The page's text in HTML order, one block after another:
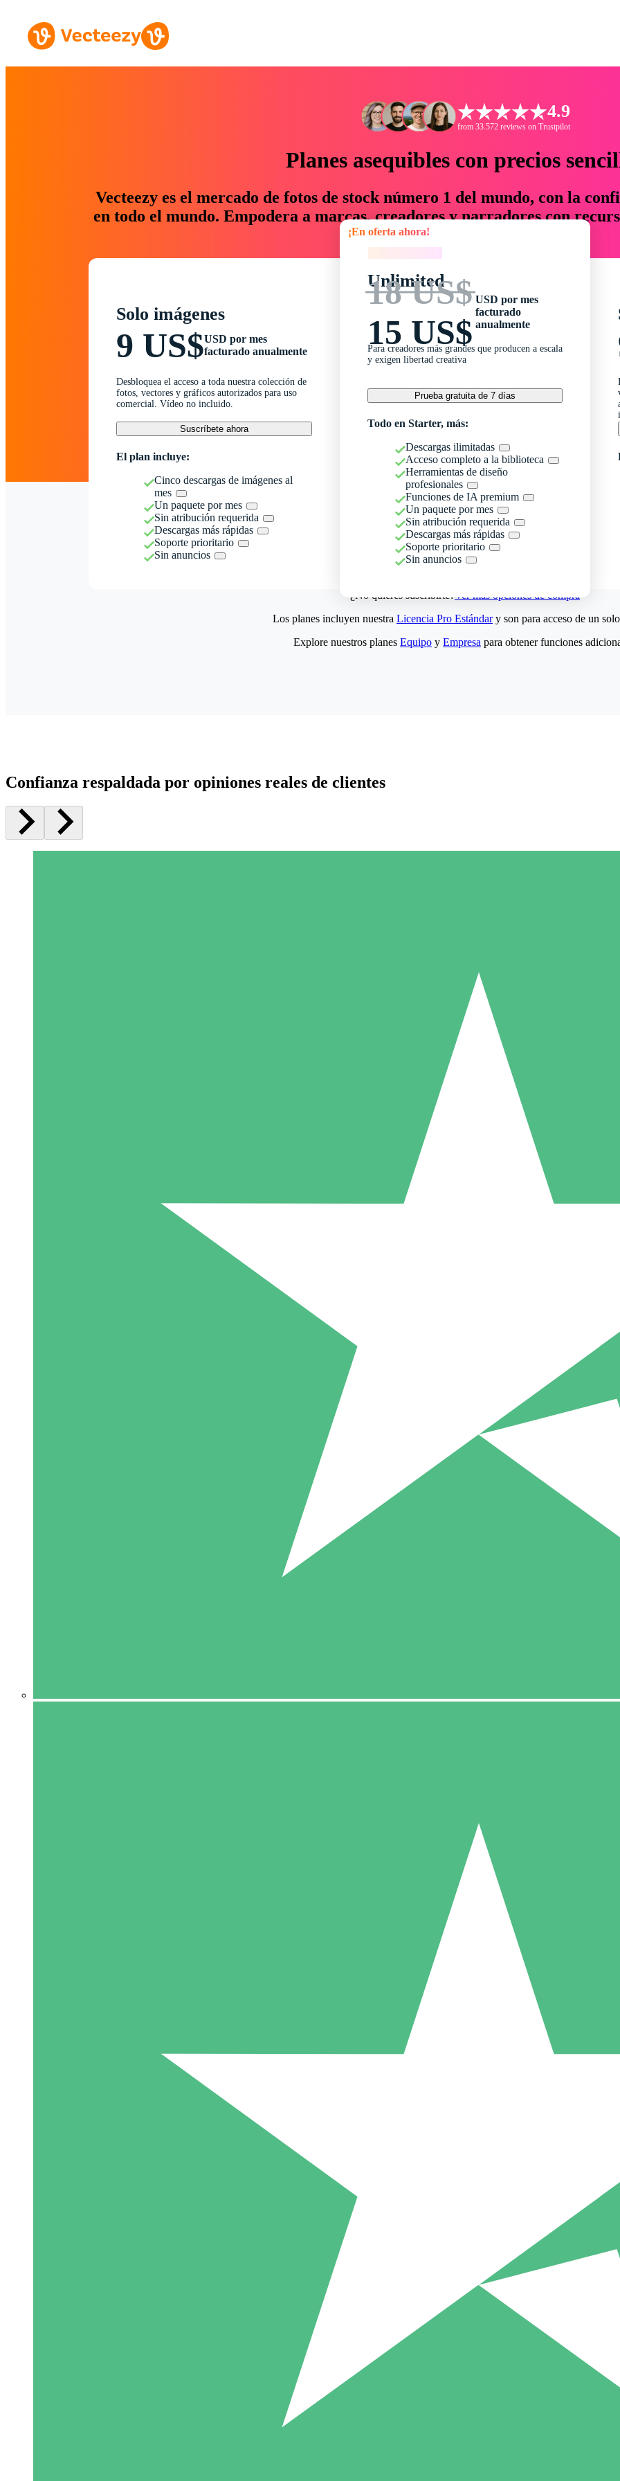
4.9
from 33.572 reviews on Trustpilot
Planes asequibles con precios
Vecteezy es el mercado de fotos de stock número 1 del mundo, con la
en todo el mundo. Empodera a marcas, creadores y narradores con
un 76 % en tiempo y presupuesto.
Solo imágenes
9 US$USD por mes
facturado anualmente
Desbloquea el acceso a toda nuestra colección de
fotos, vectores y gráficos autorizados para uso
comercial. Vídeo no incluido.
Suscríbete ahora
El plan incluye:
Cinco descargas de imágenes al
mes
Un paquete por mes
Sin atribución requerida
Descargas más rápidas
Soporte prioritario
Sin anuncios
¡En oferta ahora!
Unlimited
18 US$
15 US$
USD por mes
facturado
anualmente
Para creadores más grandes que producen a escala
y exigen libertad creativa
Prueba gratuita de 7 días
Todo en Starter, más:
Descargas ilimitadas
Acceso completo a la biblioteca
Herramientas de diseño
profesionales
Funciones de IA premium
Un paquete por mes
Sin atribución requerida
Descargas más rápidas
Soporte prioritario
Sin anuncios
¿No quieres suscribirte?Ver más opciones de compra
5 Descargas
15
Los planes incluyen nuestra Licencia Pro Estándary son para acceso de un
Explore nuestros planes Equipo y Empresa para obtener funciones
Confianza respaldada por opiniones reales de clientes